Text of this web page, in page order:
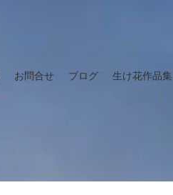
お問合せ ブログ 生け花作品集